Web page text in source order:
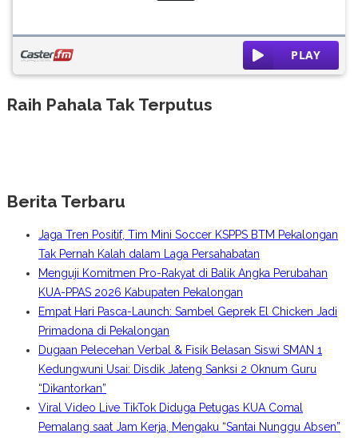
Raih Pahala Tak Terputus
Berita Terbaru
Jaga Tren Positif, Tim Mini Soccer KSPPS BTM Pekalongan
Tak Pernah Kalah dalam Laga Persahabatan
Menguji Komitmen Pro-Rakyat di Balik Angka Perubahan
KUA-PPAS 2026 Kabupaten Pekalongan
Empat Hari Pasca-Launch: Sambel Geprek El Chicken Jadi
Primadona di Pekalongan
Dugaan Pelecehan Verbal & Fisik Belasan Siswi SMAN 1
Kedungwuni Usai: Disdik Jateng Sanksi 2 Oknum Guru
“Dikantorkan”
Viral Video Live TikTok Diduga Petugas KUA Comal
Pemalang saat Jam Kerja, Mengaku “Santai Nunggu Absen”